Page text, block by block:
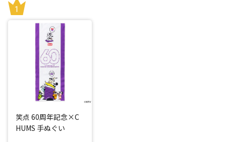
笑点 60周年記念×C
HUMS 手ぬぐい